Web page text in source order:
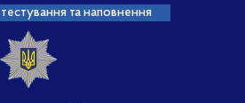
та наповнення